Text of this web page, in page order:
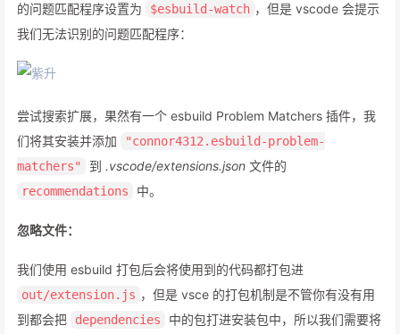
的问题匹配程序设置为
$esbuild-watch ，但是 vscode 会提示
我们无法识别的问题匹配程序：
尝试搜索扩展，果然有一个 esbuild Problem Matchers 插件，我
们将其安装并添加
"connor4312.esbuild-problem-
matchers"
到 .vscode/extensions.json 文件的
recommendations 中。
忽略文件：
我们使用 esbuild 打包后会将使用到的代码都打包进
out/extension.js ，但是 vsce 的打包机制是不管你有没有用
到都会把
dependencies
中的包打进安装包中，所以我们需要将